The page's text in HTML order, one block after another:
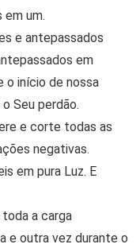
em um.
e antepassados
em
o início de nossa
Seu perdão.
e corte todas as
negativas.
em pura Luz. E
a carga
e outra vez durante o